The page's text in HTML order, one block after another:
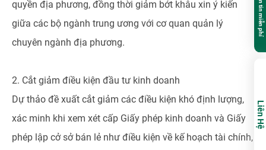
quyền địa phương, đồng thời giảm bớt khâu xin ý kiến
giữa các bộ ngành trung ương với cơ quan quản lý
chuyên ngành địa phương.
2. Cắt giảm điều kiện đầu tư kinh doanh
Dự thảo đề xuất cắt giảm các điều kiện khó định lượng,
xác minh khi xem xét cấp Giấy phép kinh doanh và Giấy
phép lập cở sở bán lẻ như điều kiện về kế hoạch tài chính,
Liên Hệ